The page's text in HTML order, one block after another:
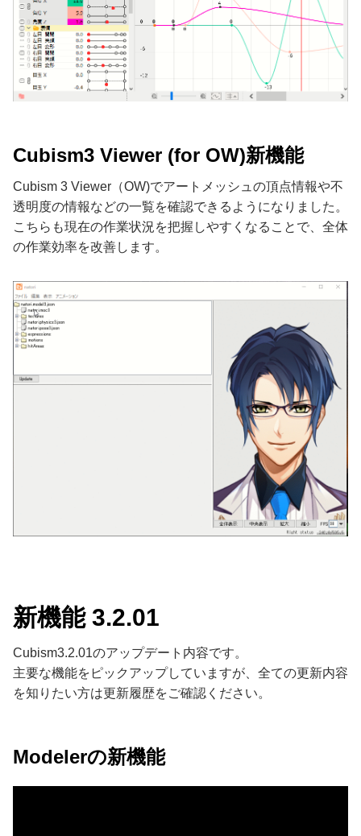
Cubism3 Viewer (for OW)新機能
Cubism 3 Viewer（OW)でアートメッシュの頂点情報や不
透明度の情報などの一覧を確認できるようになりました。
こちらも現在の作業状況を把握しやすくなることで、全体
の作業効率を改善します。
新機能 3.2.01
Cubism3.2.01のアップデート内容です。
主要な機能をピックアップしていますが、全ての更新内容
を知りたい方は更新履歴をご確認ください。
Modelerの新機能